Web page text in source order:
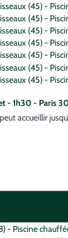
- 1h30 - Paris
accueillir